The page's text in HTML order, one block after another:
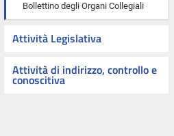
Bollettino degli Organi Collegiali
Attività Legislativa
Attività di indirizzo, controllo e
conoscitiva